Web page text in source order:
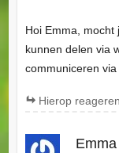
Hoi Emma,
kunnen delen via
communiceren
Hierop reageren